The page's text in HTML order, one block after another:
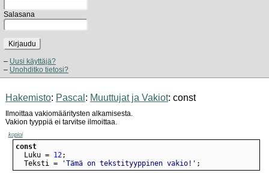
Salasana
Kirjaudu
Uusi käyttäjä?
Unohditko tietosi?
Hakemisto: Pascal : Muuttujat ja Vakiot: const
Ilmoittaa vakiomääritysten alkamisesta.
Vakion tyyppiä ei tarvitse ilmoittaa.
kopioi
const
  Luku =
12
  Teksti =
'Tämä on tekstityyppinen vakio!' ;